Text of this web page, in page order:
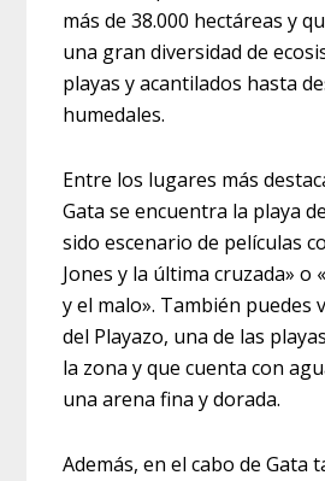
más de 38.000 hectáreas y
una gran diversidad de
playas y acantilados hasta
humedales.
Entre los lugares más
Gata se encuentra la playa
sido escenario de películas
Jones y la última cruzada» o
y el malo». También puedes
del Playazo, una de las
la zona y que cuenta con
una arena fina y dorada.
Además, en el cabo de Gata